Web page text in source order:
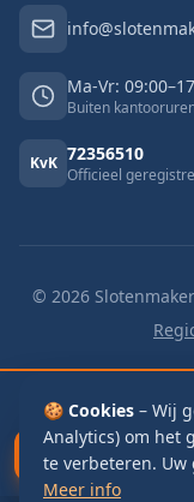
Ma-Vr:
Buiten
KvK 72356510
Officieel
© 2026
€125🍪 Cookies – Wij
Analytics) om het
te verbeteren. Uw
Meer info